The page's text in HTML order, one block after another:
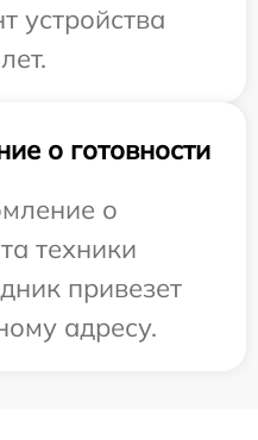
устройства
о готовности
о
техники
привезет
адресу.